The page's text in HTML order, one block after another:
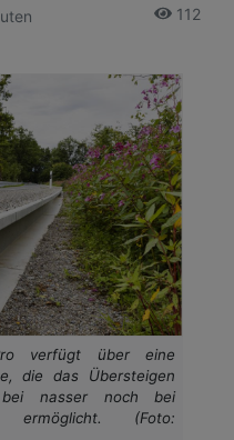
112
verfügt über eine
die das Übersteigen
nasser noch bei
ermöglicht. (Foto: